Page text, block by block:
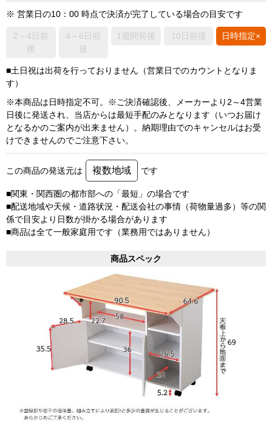
※ 営業日の10：00 時点で決済が完了している場合の目安です
2～4日前
後
4～6日前
後
1週間前後 10日前後 日時指定×
■土日祝は出荷を行っておりません（営業日でのカウントとなりま
す）
※本商品は日時指定不可。※ご決済確認後、メーカーより2～4営業
日後に発送され、当店からは最短手配のみとなります（いつお届け
となるかのご案内が出来ません）。納期理由でのキャンセルはお受
けできませんのでご注意下さい。
この商品の発送元は 複数地域 です
■関東・関西圏の都市部への「最短」の場合です
■配送地域や天候・道路状況・配送会社の事情（荷物量過多）等の関
係で目安より日数が掛かる場合があります
■商品は全て一般家庭用です（業務用ではありません）
商品スペック